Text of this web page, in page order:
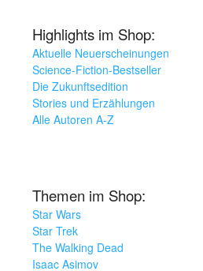
Highlights im Shop:
Aktuelle Neuerscheinungen
Science-Fiction-Bestseller
Die Zukunftsedition
Stories und Erzählungen
Alle Autoren A-Z
Themen im Shop:
Star Wars
Star Trek
The Walking Dead
Isaac Asimov